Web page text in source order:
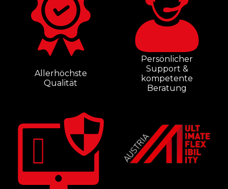
Allerhöchste
Qualität
Persönlicher
Support &
kompetente
Beratung